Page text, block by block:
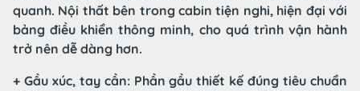
quanh. Nội thất bên trong cabin tiện nghi, hiện đại với
bảng điều khiển thông minh, cho quá trình vận hành
trở nên dễ dàng hơn.
+ Gầu xúc, tay cần: Phần gầu thiết kế đúng tiêu chuẩn